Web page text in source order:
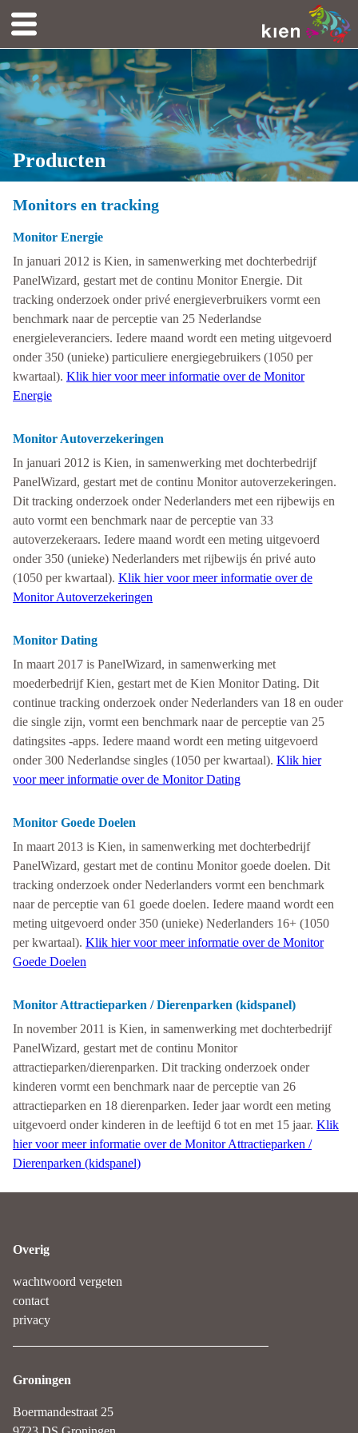
Producten
Monitors en tracking
Monitor Energie
In januari 2012 is Kien, in samenwerking met dochterbedrijf
PanelWizard, gestart met de continu Monitor Energie. Dit
tracking onderzoek onder privé energieverbruikers vormt een
benchmark naar de perceptie van 25 Nederlandse
energieleveranciers. Iedere maand wordt een meting uitgevoerd
onder 350 (unieke) particuliere energiegebruikers (1050 per
kwartaal). Klik hier voor meer informatie over de Monitor
Energie
Monitor Autoverzekeringen
In januari 2012 is Kien, in samenwerking met dochterbedrijf
PanelWizard, gestart met de continu Monitor autoverzekeringen.
Dit tracking onderzoek onder Nederlanders met een rijbewijs en
auto vormt een benchmark naar de perceptie van 33
autoverzekeraars. Iedere maand wordt een meting uitgevoerd
onder 350 (unieke) Nederlanders met rijbewijs én privé auto
(1050 per kwartaal). Klik hier voor meer informatie over de
Monitor Autoverzekeringen
Monitor Dating
In maart 2017 is PanelWizard, in samenwerking met
moederbedrijf Kien, gestart met de Kien Monitor Dating. Dit
continue tracking onderzoek onder Nederlanders van 18 en ouder
die single zijn, vormt een benchmark naar de perceptie van 25
datingsites -apps. Iedere maand wordt een meting uitgevoerd
onder 300 Nederlandse singles (1050 per kwartaal). Klik hier
voor meer informatie over de Monitor Dating
Monitor Goede Doelen
In maart 2013 is Kien, in samenwerking met dochterbedrijf
PanelWizard, gestart met de continu Monitor goede doelen. Dit
tracking onderzoek onder Nederlanders vormt een benchmark
naar de perceptie van 61 goede doelen. Iedere maand wordt een
meting uitgevoerd onder 350 (unieke) Nederlanders 16+ (1050
per kwartaal). Klik hier voor meer informatie over de Monitor
Goede Doelen
Monitor Attractieparken / Dierenparken (kidspanel)
In november 2011 is Kien, in samenwerking met dochterbedrijf
PanelWizard, gestart met de continu Monitor
attractieparken/dierenparken. Dit tracking onderzoek onder
kinderen vormt een benchmark naar de perceptie van 26
attractieparken en 18 dierenparken. Ieder jaar wordt een meting
uitgevoerd onder kinderen in de leeftijd 6 tot en met 15 jaar. Klik
hier voor meer informatie over de Monitor Attractieparken /
Dierenparken (kidspanel)
Overig
wachtwoord vergeten
contact
privacy
Groningen
Boermandestraat 25